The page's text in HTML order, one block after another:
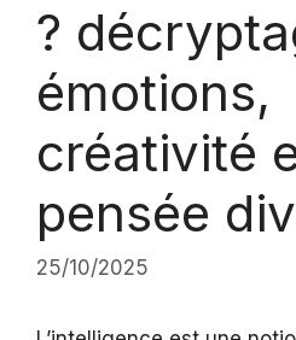
?
émotions,
créativité
pensée
25/10/2025